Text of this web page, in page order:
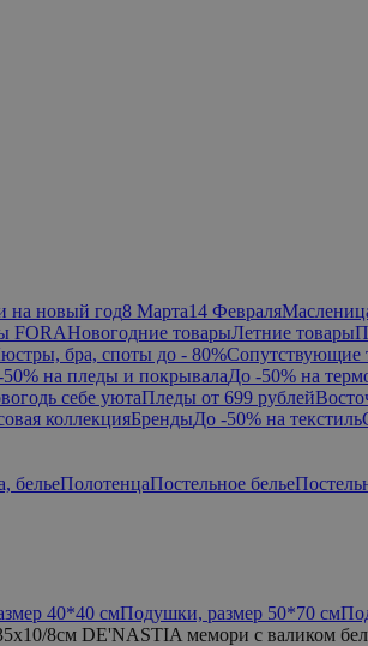
на новый год8 Марта14 Февраля
FORAНовогодние товарыЛетние товары
бра, споты до - 80%Сопутствующие
на пледы и покрывалаДо -50% на
себе уютаПледы от 699 рублей
коллекцияБрендыДо -50% на текстиль
бельеПолотенцаПостельное белье
40*40 смПодушки, размер 50*70 см
8см DE'NASTIA мемори с валиком